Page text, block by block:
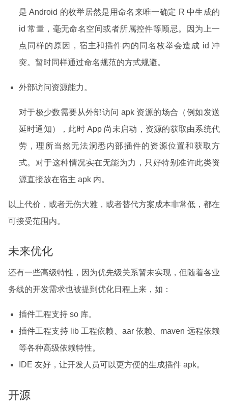
是 Android 的枚举居然是用命名来唯一确定 R 中生成的
id 常量，毫无命名空间或者所属控件等顾忌。因为上一
点同样的原因，宿主和插件内的同名枚举会造成 id 冲
突。暂时同样通过命名规范的方式规避。
外部访问资源能力。
对于极少数需要从外部访问 apk 资源的场合（例如发送
延时通知），此时 App 尚未启动，资源的获取由系统代
劳，理所当然无法洞悉内部插件的资源位置和获取方
式。对于这种情况实在无能为力，只好特别准许此类资
源直接放在宿主 apk 内。
以上代价，或者无伤大雅，或者替代方案成本非常低，都在
可接受范围内。
未来优化
还有一些高级特性，因为优先级关系暂未实现，但随着各业
务线的开发需求也被提到优化日程上来，如：
插件工程支持 so 库。
插件工程支持 lib 工程依赖、aar 依赖、maven 远程依赖
等各种高级依赖特性。
IDE 友好，让开发人员可以更方便的生成插件 apk。
开源